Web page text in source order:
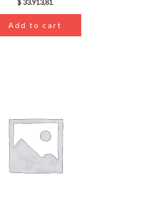
$ 33.913,81
Add to cart